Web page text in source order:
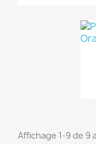
Affichage 1-9 de 9